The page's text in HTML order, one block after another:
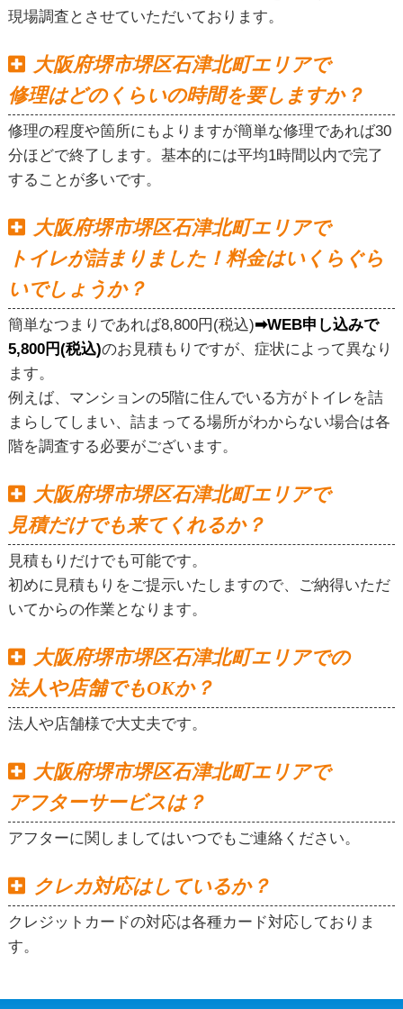
現場調査とさせていただいております。
大阪府堺市堺区石津北町エリアで
修理はどのくらいの時間を要しますか？
修理の程度や箇所にもよりますが簡単な修理であれば30
分ほどで終了します。基本的には平均1時間以内で完了
することが多いです。
大阪府堺市堺区石津北町エリアで
トイレが詰まりました！料金はいくらぐら
いでしょうか？
簡単なつまりであれば8,800円(税込)➡WEB申し込みで
5,800円(税込)のお見積もりですが、症状によって異なり
ます。
例えば、マンションの5階に住んでいる方がトイレを詰
まらしてしまい、詰まってる場所がわからない場合は各
階を調査する必要がございます。
大阪府堺市堺区石津北町エリアで
見積だけでも来てくれるか？
見積もりだけでも可能です。
初めに見積もりをご提示いたしますので、ご納得いただ
いてからの作業となります。
大阪府堺市堺区石津北町エリアでの
法人や店舗でもOKか？
法人や店舗様で大丈夫です。
大阪府堺市堺区石津北町エリアで
アフターサービスは？
アフターに関しましてはいつでもご連絡ください。
クレカ対応はしているか？
クレジットカードの対応は各種カード対応しておりま
す。